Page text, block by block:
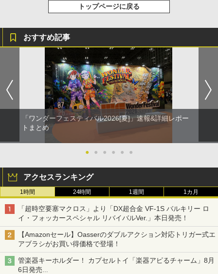
トップページに戻る
おすすめ記事
「ワンダーフェスティバル2026[夏]」速報&詳細レポー
トまとめ
● ● ● ● ● ●
アクセスランキング
1時間 24時間 1週間 1カ月
「超時空要塞マクロス」より「DX超合金 VF-1S バルキリー ロ
イ・フォッカースペシャル リバイバルVer.」本日発売！
【Amazonセール】Oasserのダブルアクション対応トリガー式エ
アブラシがお買い得価格で登場！
管楽器キーホルダー！ カプセルトイ「楽器アピるチャーム」8月
6日発売